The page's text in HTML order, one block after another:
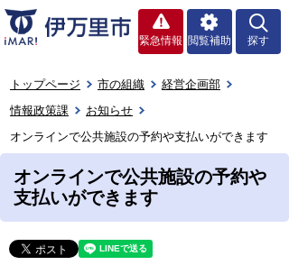
緊急情報 閲覧補助 探す
トップページ 市の組織
経営企画部
情報政策課
お知らせ
オンラインで公共施設の予約や支払いができます
オンラインで公共施設の予約や
支払いができます